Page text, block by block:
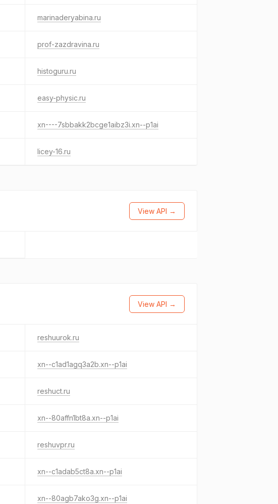
marinaderyabina.ru
prof-zazdravina.ru
histoguru.ru
easy-physic.ru
xn----7sbbakk2bcge1aibz3i.xn--p1ai
licey-16.ru
View API →
View API →
reshuurok.ru
xn--c1ad1agq3a2b.xn--p1ai
reshuct.ru
xn--80affn1bt8a.xn--p1ai
reshuvpr.ru
xn--c1adab5ct8a.xn--p1ai
xn--80agb7ako3g.xn--p1ai